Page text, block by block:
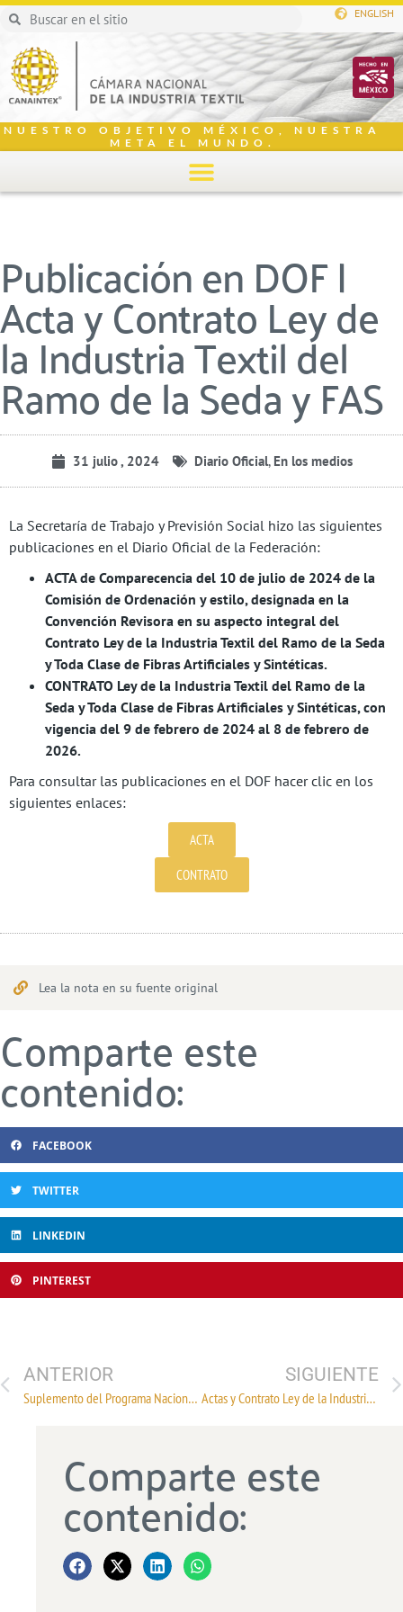
ENGLISH
NUESTRO OBJETIVO MÉXICO, NUESTRA
META EL MUNDO.
Publicación en DOF |
Acta y Contrato Ley de
la Industria Textil del
Ramo de la Seda y FAS
31 julio , 2024 Diario Oficial, En los medios
La Secretaría de Trabajo y Previsión Social hizo las siguientes
publicaciones en el Diario Oficial de la Federación:
ACTA de Comparecencia del 10 de julio de 2024 de la
Comisión de Ordenación y estilo, designada en la
Convención Revisora en su aspecto integral del
Contrato Ley de la Industria Textil del Ramo de la Seda
y Toda Clase de Fibras Artificiales y Sintéticas.
CONTRATO Ley de la Industria Textil del Ramo de la
Seda y Toda Clase de Fibras Artificiales y Sintéticas, con
vigencia del 9 de febrero de 2024 al 8 de febrero de
2026.
Para consultar las publicaciones en el DOF hacer clic en los
siguientes enlaces:
ACTA
CONTRATO
Lea la nota en su fuente original
Comparte este
contenido:
FACEBOOK
TWITTER
LINKEDIN
PINTEREST
ANTERIOR
Suplemento del Programa Nacional de Infraestructura de la Calidad
SIGUIENTE
Actas y Contrato Ley de la Industria Textil del Ramo de Géneros de Punto
Comparte este
contenido: